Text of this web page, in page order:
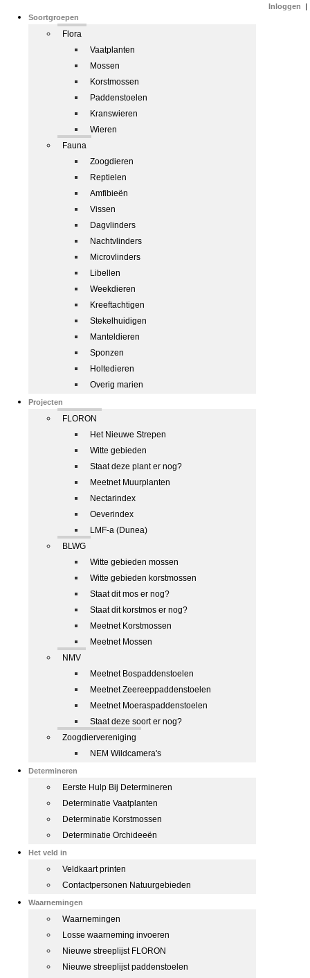
Soortgroepen
Flora
Vaatplanten
Mossen
Korstmossen
Paddenstoelen
Kranswieren
Wieren
Fauna
Zoogdieren
Reptielen
Amfibieën
Vissen
Dagvlinders
Nachtvlinders
Microvlinders
Libellen
Weekdieren
Kreeftachtigen
Stekelhuidigen
Manteldieren
Sponzen
Holtedieren
Overig marien
Projecten
FLORON
Het Nieuwe Strepen
Witte gebieden
Staat deze plant er nog?
Meetnet Muurplanten
Nectarindex
Oeverindex
LMF-a (Dunea)
BLWG
Witte gebieden mossen
Witte gebieden korstmossen
Staat dit mos er nog?
Staat dit korstmos er nog?
Meetnet Korstmossen
Meetnet Mossen
NMV
Meetnet Bospaddenstoelen
Meetnet Zeereeppaddenstoelen
Meetnet Moeraspaddenstoelen
Staat deze soort er nog?
Zoogdiervereniging
NEM Wildcamera's
Determineren
Eerste Hulp Bij Determineren
Determinatie Vaatplanten
Determinatie Korstmossen
Determinatie Orchideeën
Het veld in
Veldkaart printen
Contactpersonen Natuurgebieden
Waarnemingen
Waarnemingen
Losse waarneming invoeren
Nieuwe streeplijst FLORON
Nieuwe streeplijst paddenstoelen
Inloggen |